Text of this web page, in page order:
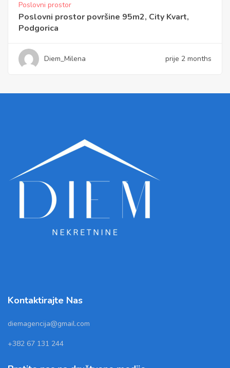
Poslovni prostor
Poslovni prostor površine 95m2, City Kvart,
Podgorica
Diem_Milena prije 2 months
Kontaktirajte Nas
diemagencija@gmail.com
+382 67 131 244